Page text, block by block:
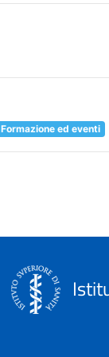
Formazione ed eventi